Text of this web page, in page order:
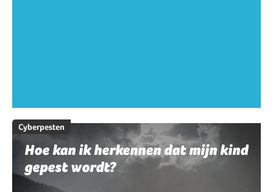
Cyberpesten
Hoe kan ik herkennen dat mijn kind
gepest wordt?